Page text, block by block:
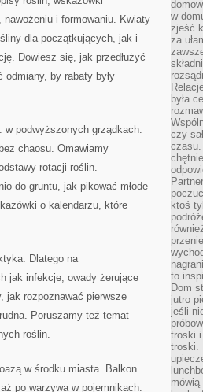
i formowaniu. Kwiaty
dla początkujących, jak i
Dowiesz się, jak przedłużyć
odmiany, by rabaty były
w podwyższonych grządkach.
chaosu. Omawiamy
rotacji roślin.
do gruntu, jak pikować młode
o kalendarzu, które
Dlatego na
jak infekcje, owady żerujące
jak rozpoznawać pierwsze
Poruszamy też temat
roślin.
w środku miasta. Balkon
po warzywa w pojemnikach.
w
zjeść
za
była
czy
ktoś
to
Dom
jutro
jeśli
troski i
troski.
mówią